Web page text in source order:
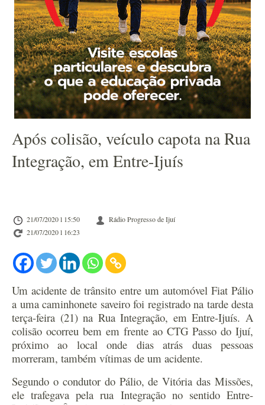
Após colisão, veículo capota na Rua
Integração, em Entre-Ijuís
21/07/2020 l 15:50
Rádio Progresso de Ijuí
21/07/2020 l 16:23
Um acidente de trânsito entre um automóvel Fiat Pálio
a uma caminhonete saveiro foi registrado na tarde desta
terça-feira (21) na Rua Integração, em Entre-Ijuís. A
colisão ocorreu bem em frente ao CTG Passo do Ijuí,
próximo ao local onde dias atrás duas pessoas
morreram, também vítimas de um acidente.
Segundo o condutor do Pálio, de Vitória das Missões,
ele trafegava pela rua Integração no sentido Entre-